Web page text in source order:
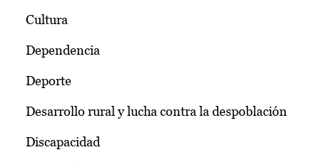
Cultura
Dependencia
Deporte
Desarrollo rural y lucha contra la despoblación
Discapacidad